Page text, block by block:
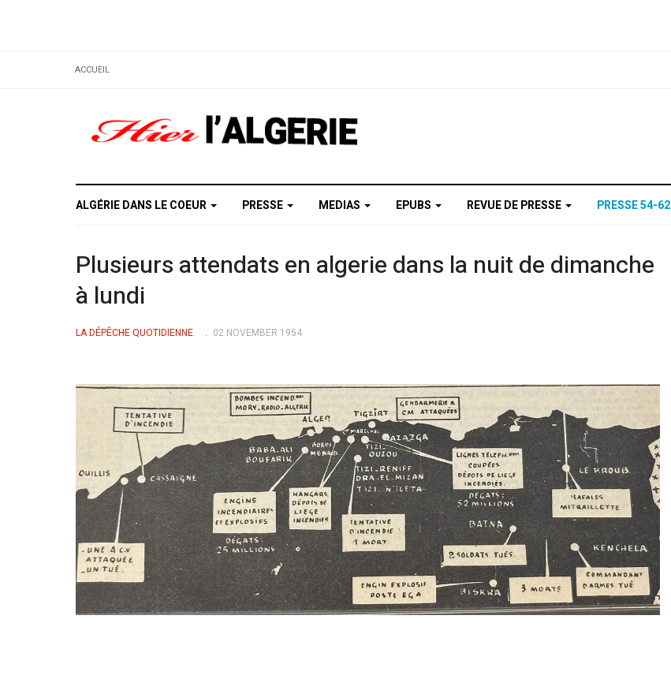
ACCUEIL
ALGÉRIE DANS LE COEUR PRESSE MEDIAS EPUBS REVUE DE PRESSE PRESSE 54-62
Plusieurs attendats en algerie dans la nuit de dimanche
à lundi
LA DÉPÊCHE QUOTIDIENNE 02 NOVEMBER 1954